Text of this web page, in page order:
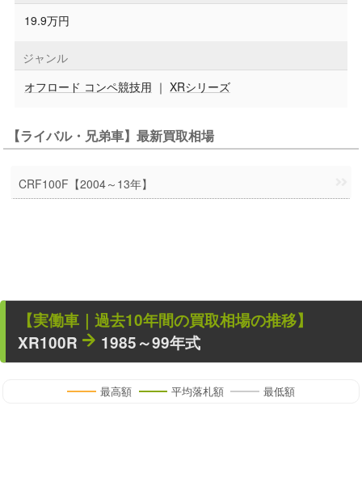
19.9万円
ジャンル
オフロード コンペ競技用 ｜ XRシリーズ
【ライバル・兄弟車】最新買取相場
CRF100F【2004～13年】
【実働車 ｜過去10年間の買取相場の推移】
XR100R
1985～99年式
最高額 平均落札額 最低額